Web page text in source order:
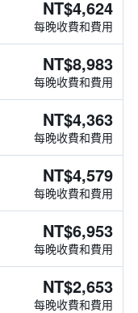
NT$4,624
每晚收費和費用
NT$8,983
每晚收費和費用
NT$4,363
每晚收費和費用
NT$4,579
每晚收費和費用
NT$6,953
每晚收費和費用
NT$2,653
每晚收費和費用